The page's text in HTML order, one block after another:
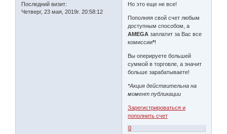
Последний визит:
Четверг, 23 мая, 2019г. 20:58:12
Но это еще не все!
Пополняя свой счет любым
доступным способом, а
AMEGA заплатит за Вас все
комиссии*!
Вы оперируете большей
суммой в торговле, а значит
больше зарабатываете!
*Акция действительна на
момент публикации
Зарегистрироваться и
пополнить счет
0